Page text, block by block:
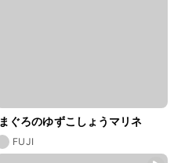
まぐろのゆずこしょうマリネ
FUJI